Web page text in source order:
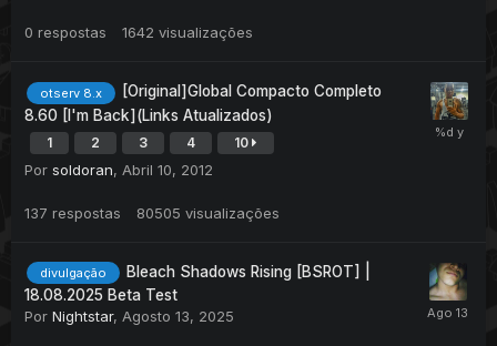
0 respostas 1642 visualizações
otserv 8.x
[Original]Global Compacto Completo
8.60 [I'm Back](Links Atualizados)
1 2 3 4 10
Por soldoran, Abril 10, 2012
137 respostas 80505 visualizações
divulgação
Bleach Shadows Rising [BSROT] |
18.08.2025 Beta Test
Por Nightstar, Agosto 13, 2025